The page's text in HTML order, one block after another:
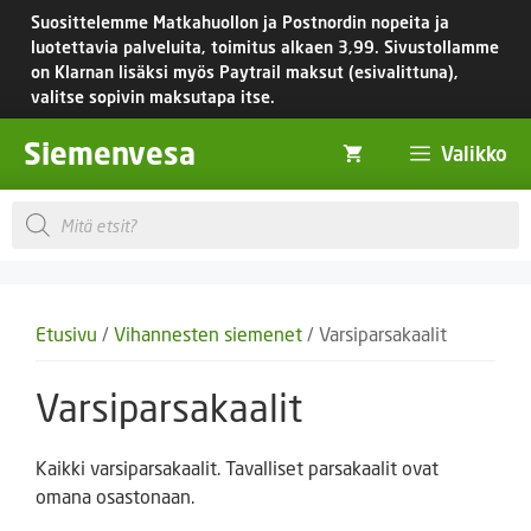
Siirry
sisältöön
Suosittelemme Matkahuollon ja Postnordin nopeita ja
luotettavia palveluita, toimitus alkaen 3,99. Sivustollamme
on Klarnan lisäksi myös Paytrail maksut (esivalittuna),
valitse sopivin maksutapa itse.
Siemenvesa Valikko
Products
search
Etusivu / Vihannesten siemenet / Varsiparsakaalit
Varsiparsakaalit
Kaikki varsiparsakaalit. Tavalliset parsakaalit ovat
omana osastonaan.